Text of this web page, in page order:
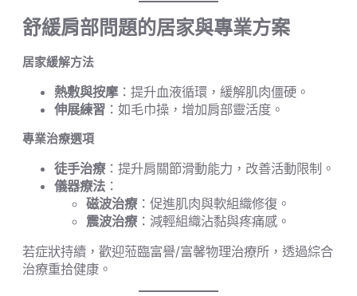
舒緩肩部問題的居家與專業方案
居家緩解方法
熱敷與按摩：提升血液循環，緩解肌肉僵硬。
伸展練習 ：如毛巾操，增加肩部靈活度。
專業治療選項
徒手治療：提升肩關節滑動能力，改善活動限制。
儀器療法 ：
磁波治療：促進肌肉與軟組織修復。
震波治療：減輕組織沾黏與疼痛感。
若症狀持續，歡迎蒞臨富譽/富馨物理治療所，透過綜合
治療重拾健康。